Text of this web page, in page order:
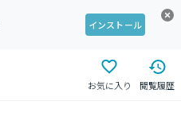
インストール
お気に入り 閲覧履歴